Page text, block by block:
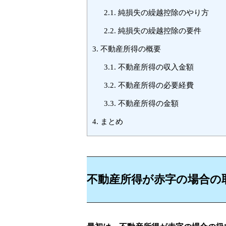
2.1. 純損失の繰越控除のやり方
2.2. 純損失の繰越控除の要件
3. 不動産所得の概要
3.1. 不動産所得の収入金額
3.2. 不動産所得の必要経費
3.3. 不動産所得の金額
4. まとめ
不動産所得が赤字の場合の